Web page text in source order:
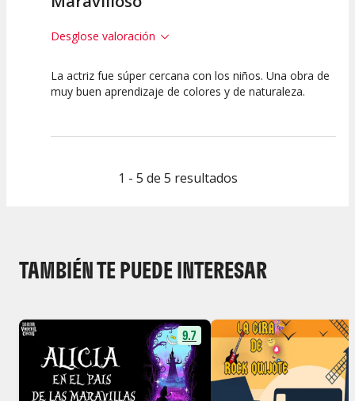
Desglose valoración
10 10 10
La actriz fue súper cercana con los niños. Una obra de
muy buen aprendizaje de colores y de naturaleza.
1 - 5 de 5 resultados
TAMBIÉN TE PUEDE INTERESAR
9.7